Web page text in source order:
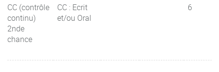
CC (contrôle
continu)
2nde
chance
CC : Ecrit
et/ou Oral
6